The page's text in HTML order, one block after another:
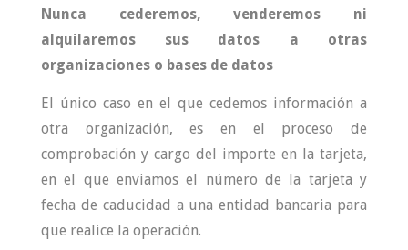
Nunca cederemos, venderemos ni
alquilaremos sus datos a otras
organizaciones o bases de datos
El único caso en el que cedemos información a
otra organización, es en el proceso de
comprobación y cargo del importe en la tarjeta,
en el que enviamos el número de la tarjeta y
fecha de caducidad a una entidad bancaria para
que realice la operación.